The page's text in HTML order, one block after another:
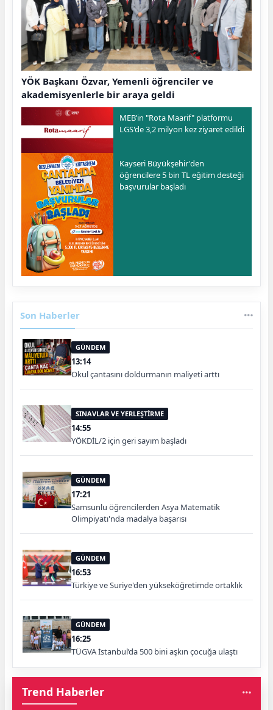
YÖK Başkanı Özvar, Yemenli öğrenciler ve
akademisyenlerle bir araya geldi
MEB’in "Rota Maarif" platformu
LGS'de 3,2 milyon kez ziyaret edildi
Kayseri Büyükşehir'den
öğrencilere 5 bin TL eğitim desteği
başvurular başladı
Son Haberler
GÜNDEM
13:14
Okul çantasını doldurmanın maliyeti arttı
SINAVLAR VE YERLEŞTİRME
14:55
YÖKDİL/2 için geri sayım başladı
GÜNDEM
17:21
Samsunlu öğrencilerden Asya Matematik
Olimpiyatı'nda madalya başarısı
GÜNDEM
16:53
Türkiye ve Suriye'den yükseköğretimde ortaklık
GÜNDEM
16:25
TÜGVA İstanbul’da 500 bini aşkın çocuğa ulaştı
Trend Haberler